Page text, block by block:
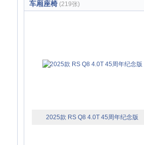
车厢座椅 (219张)
2025款 RS Q8 4.0T 45周年纪念版